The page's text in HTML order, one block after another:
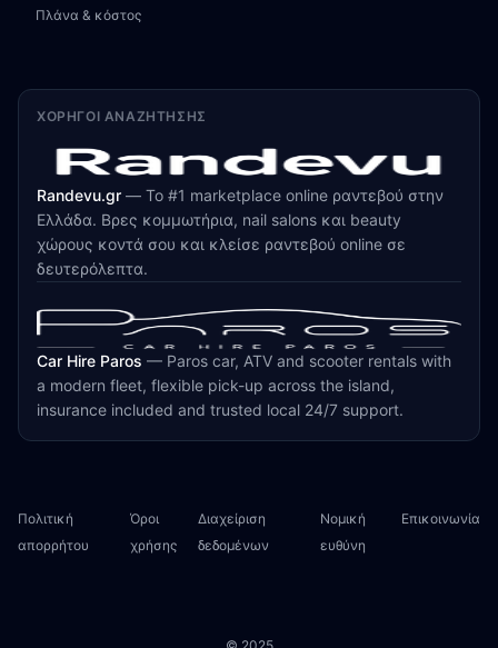
Πλάνα & κόστος
ΧΟΡΗΓΟΊ ΑΝΑΖΉΤΗΣΗΣ
Randevu.gr — Το #1 marketplace online ραντεβού στην
Ελλάδα. Βρες κομμωτήρια, nail salons και beauty
χώρους κοντά σου και κλείσε ραντεβού online σε
δευτερόλεπτα.
Car Hire Paros — Paros car, ATV and scooter rentals with
a modern fleet, flexible pick-up across the island,
insurance included and trusted local 24/7 support.
Πολιτική
απορρήτου
Όροι
χρήσης
Διαχείριση
δεδομένων
Νομική
ευθύνη
Επικοινωνία